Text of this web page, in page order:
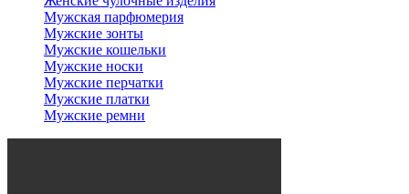
Мужская парфюмерия
Мужские зонты
Мужские кошельки
Мужские носки
Мужские перчатки
Мужские платки
Мужские ремни